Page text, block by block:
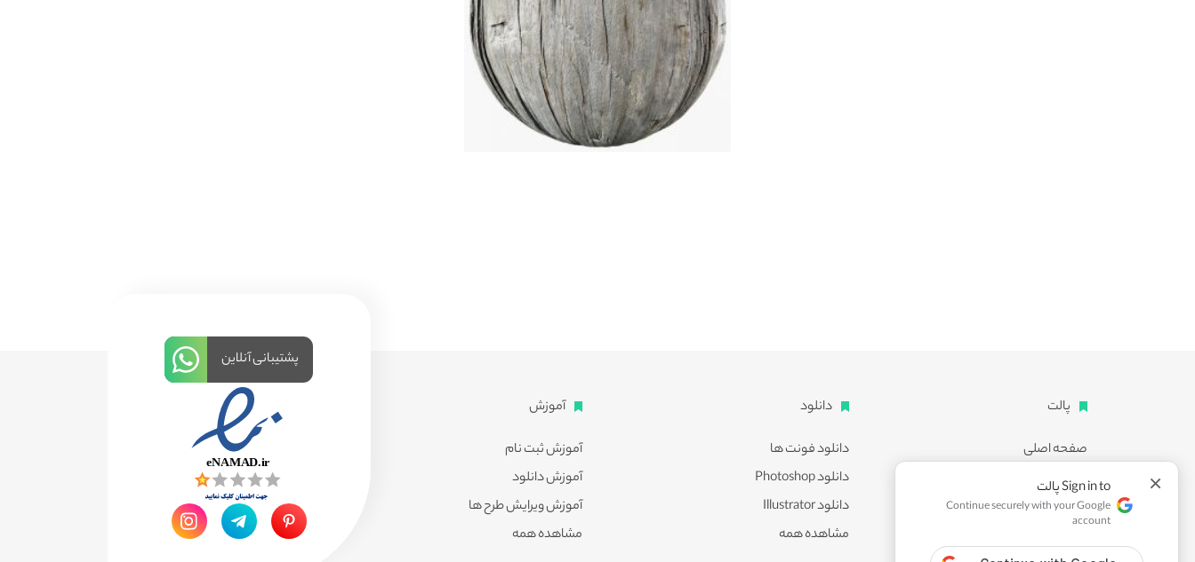
پالت
صفحه اصلی
اشتراک ویژه
پشتیبانی
دانلود
دانلود فونت ها
دانلود Photoshop
دانلود Illustrator
مشاهده همه
آموزش
آموزش ثبت نام
آموزش دانلود
آموزش ویرایش طرح ها
مشاهده همه
پشتیبانی آنلاین
× Sign in to پالت
Continue securely with your Google
account